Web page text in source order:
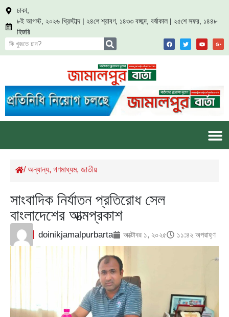
ঢাকা,
৮ই আগস্ট, ২০২৬ খ্রিস্টাব্দ | ২৪শে শ্রাবণ, ১৪৩৩ বঙ্গাব্দ, বর্ষাকাল | ২৫শে সফর, ১৪৪৮
হিজরি
/অন্যান্য, গণমাধ্যম, জাতীয়
সাংবাদিক নির্যাতন প্রতিরোধ সেল
বাংলাদেশের আত্মপ্রকাশ
doinikjamalpurbarta অক্টোবর ১, ২০২৫ ১১:৪২ অপরাহ্ণ